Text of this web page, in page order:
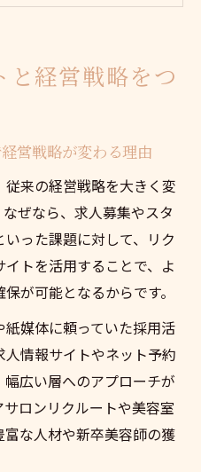
集客や売上増に貢献す
ィー活用法徹底ガイド
パービューティーを推
予約業務の効率化ポイ
ーティー活用で集客力
マイページ・予約履歴
ーティー予約確認機能
と経営戦略をつ
営戦略が変わる理由
来の経営戦略を大きく変
ぜなら、求人募集やスタ
った課題に対して、リク
トを活用することで、よ
が可能となるからです。
媒体に頼っていた採用活
情報サイトやネット予約
広い層へのアプローチが
ロンリクルートや美容室
な人材や新卒美容師の獲